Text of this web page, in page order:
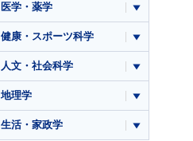
医学・薬学
健康・スポーツ科学
人文・社会科学
地理学
生活・家政学